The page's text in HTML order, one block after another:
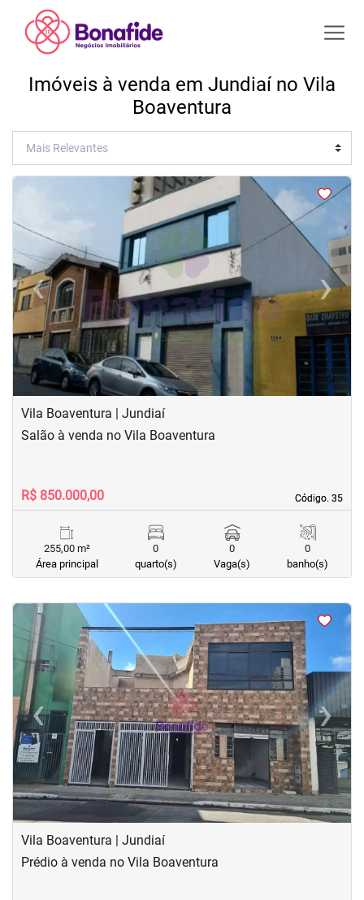
Imóveis à venda em Jundiaí no Vila
Boaventura
‹Previous ›Next
Vila Boaventura | Jundiaí
Código. 35
Código. 35
Salão à venda no Vila Boaventura
R$ 850.000,00
255,00 m²
Área principal
0
quarto(s)
0
Vaga(s)
0
banho(s)
< <<
‹Previous ›Next
Vila Boaventura | Jundiaí
Prédio à venda no Vila Boaventura